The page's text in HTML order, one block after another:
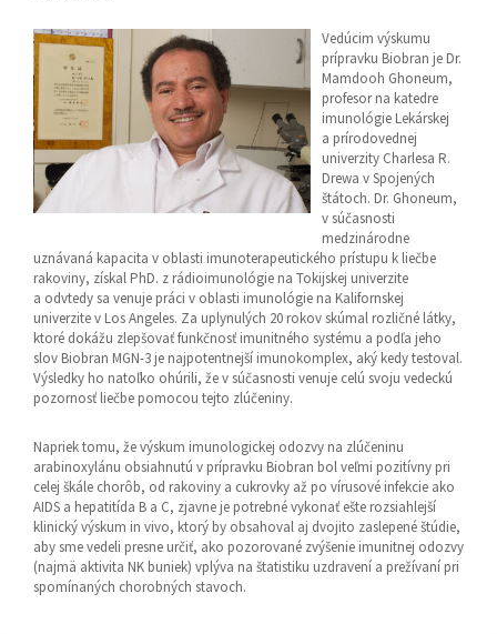
Vedúcim výskumu
prípravku Biobran je Dr.
Mamdooh Ghoneum,
profesor na katedre
imunológie Lekárskej
a prírodovednej
univerzity Charlesa R.
Drewa v Spojených
štátoch. Dr. Ghoneum,
v súčasnosti
medzinárodne
uznávaná kapacita v oblasti imunoterapeutického prístupu k liečbe
rakoviny, získal PhD. z rádioimunológie na Tokijskej univerzite
a odvtedy sa venuje práci v oblasti imunológie na Kalifornskej
univerzite v Los Angeles. Za uplynulých 20 rokov skúmal rozličné látky,
ktoré dokážu zlepšovať funkčnosť imunitného systému a podľa jeho
slov Biobran MGN-3 je najpotentnejší imunokomplex, aký kedy testoval.
Výsledky ho natoľko ohúrili, že v súčasnosti venuje celú svoju vedeckú
pozornosť liečbe pomocou tejto zlúčeniny.
Napriek tomu, že výskum imunologickej odozvy na zlúčeninu
arabinoxylánu obsiahnutú v prípravku Biobran bol veľmi pozitívny pri
celej škále chorôb, od rakoviny a cukrovky až po vírusové infekcie ako
AIDS a hepatitída B a C, zjavne je potrebné vykonať ešte rozsiahlejší
klinický výskum in vivo, ktorý by obsahoval aj dvojito zaslepené štúdie,
aby sme vedeli presne určiť, ako pozorované zvýšenie imunitnej odozvy
(najmä aktivita NK buniek) vplýva na štatistiku uzdravení a prežívaní pri
spomínaných chorobných stavoch.